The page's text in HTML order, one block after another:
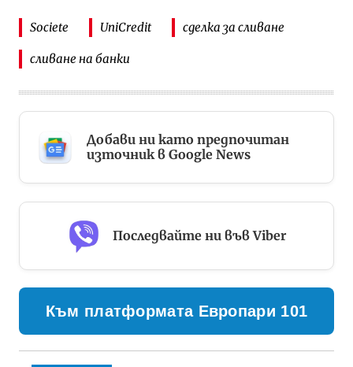
Societe UniCredit сделка за сливане
сливане на банки
Добави ни като предпочитан
източник в Google News
Последвайте ни във Viber
Към платформата Европари 101